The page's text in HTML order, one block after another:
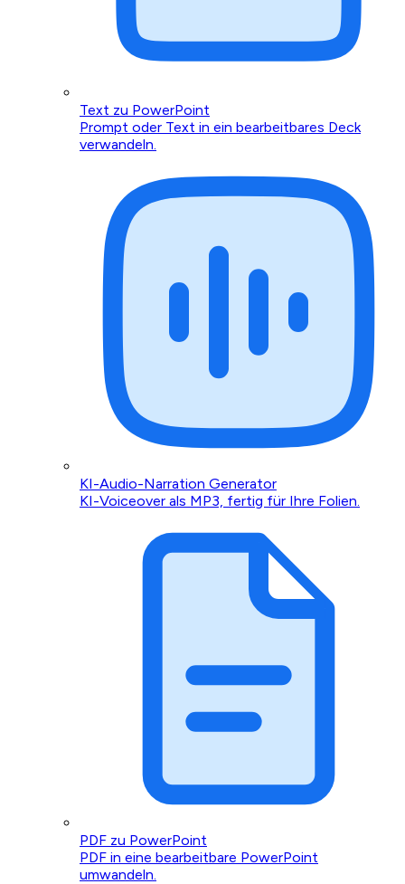
Text zu PowerPoint
Prompt oder Text in ein bearbeitbares Deck
verwandeln.
KI-Audio-Narration Generator
KI-Voiceover als MP3, fertig für Ihre Folien.
PDF zu PowerPoint
PDF in eine bearbeitbare PowerPoint
umwandeln.